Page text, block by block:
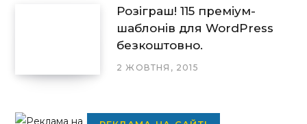
Розіграш! 115 преміум-
шаблонів для WordPress
безкоштовно.
2 ЖОВТНЯ, 2015